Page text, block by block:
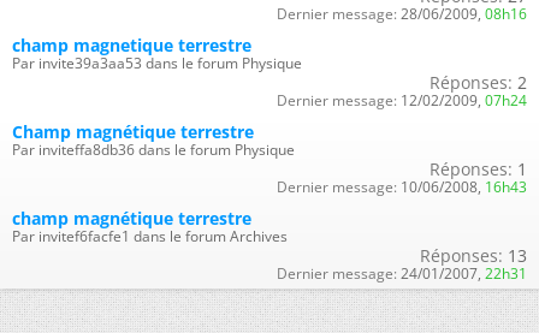
Dernier message: 28/06/2009, 08h16
champ magnetique terrestre
Par invite39a3aa53 dans le forum Physique
Réponses: 2
Dernier message: 12/02/2009, 07h24
Champ magnétique terrestre
Par inviteffa8db36 dans le forum Physique
Réponses: 1
Dernier message: 10/06/2008, 16h43
champ magnétique terrestre
Par invitef6facfe1 dans le forum Archives
Réponses: 13
Dernier message: 24/01/2007, 22h31